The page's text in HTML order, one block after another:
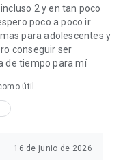
todos los niveles.
para conciliar el
para equilibrar
2 y en tan poco
poco a poco ir
para adolescentes y
conseguir ser
de tiempo para mí
útil
16 de junio de 2026